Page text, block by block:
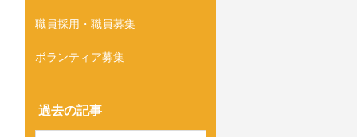
職員採用・職員募集
ボランティア募集
過去の記事